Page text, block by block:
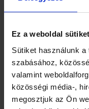
Ez a weboldal
Sütiket használunk
szabásához,
valamint
közösségi média-,
megosztjuk az Ön
meglepő annak
középsúlyos vagy
A háziorvosok,
szerint emellett
betegek száma ma
vidéken látják úgy,